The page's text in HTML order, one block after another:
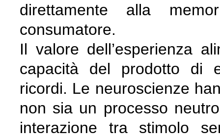
direttamente alla
consumatore.
Il valore dell’esperienza
capacità del prodotto di
ricordi. Le neuroscienze
non sia un processo
interazione tra stimolo